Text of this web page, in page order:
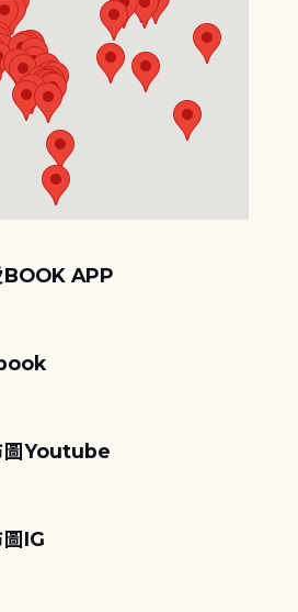
BOOK APP
圖Youtube
IG